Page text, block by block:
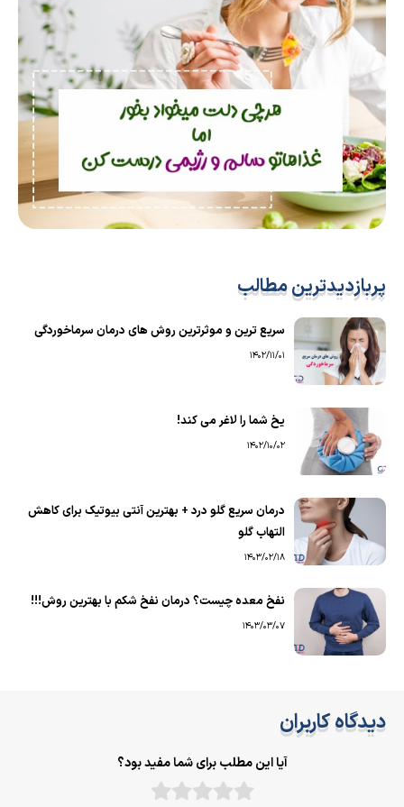
پربازدیدترین مطالب
سریع ترین و موثرترین روش های درمان سرماخوردگی
1402/11/01
یخ شما را لاغر می کند!
1402/10/02
درمان سریع گلو درد + بهترین آنتی بیوتیک برای کاهش
التهاب گلو
1403/02/18
نفخ معده چیست؟ درمان نفخ شکم با بهترین روش!!!
1403/03/07
دیدگاه کاربران
آیا این مطلب برای شما مفید بود؟